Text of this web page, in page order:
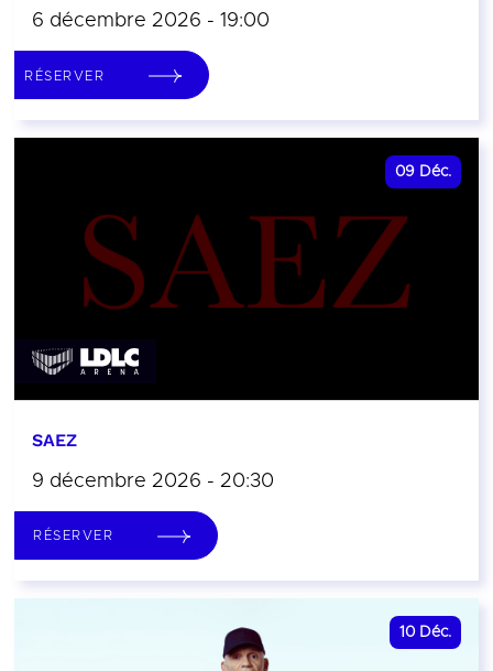
6 décembre 2026 - 19:00
RÉSERVER
09 Déc.
SAEZ
9 décembre 2026 - 20:30
RÉSERVER
10 Déc.